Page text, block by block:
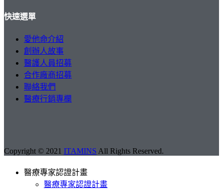
快速選單
愛他命介紹
創辦人故事
醫護人員招募
合作廠商招募
聯絡我們
醫療行銷專欄
Copyright © 2021 ITAMINS All Rights Reserved.
醫療專家認證計畫
醫療專家認證計畫